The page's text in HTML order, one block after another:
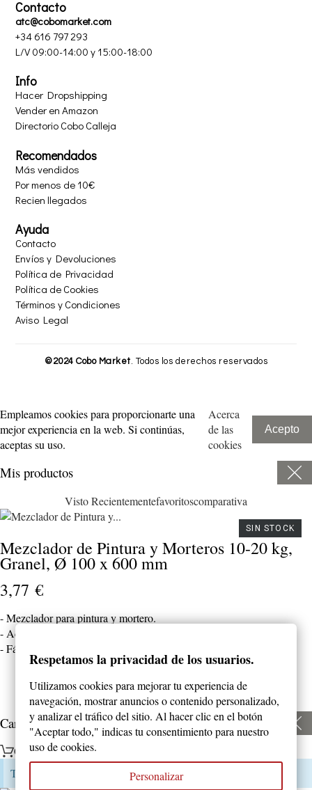
Contacto
atc@cobomarket.com
+34 616 797 293
L/V 09:00-14:00 y 15:00-18:00
Info
Hacer Dropshipping
Vender en Amazon
Directorio Cobo Calleja
Recomendados
Más vendidos
Por menos de 10€
Recien llegados
Ayuda
Contacto
Envíos y Devoluciones
Política de Privacidad
Política de Cookies
Términos y Condiciones
Aviso Legal​
©2024 Cobo Market . Todos los derechos reservados
Empleamos cookies para proporcionarte una
mejor experiencia en la web. Si continúas,
aceptas su uso.
Acerca
de las
cookies
Acepto
Mis productos
Visto Recientementefavoritoscomparativa
Mezclador de Pintura y Morteros 10-20 kg,
Granel, Ø 100 x 600 mm
3,77 €
- Mezclador para pintura y mortero.
- Adecuado para pintura, esmalte, barniz, mortero.
- Fácil de usar.
SIN STOCK
Carrito
Carrito
Tu carrito está vacío
Respetamos la privacidad de los usuarios.
Utilizamos cookies para mejorar tu experiencia de
navegación, mostrar anuncios o contenido personalizado,
y analizar el tráfico del sitio. Al hacer clic en el botón
"Aceptar todo," indicas tu consentimiento para nuestro
uso de cookies.
Personalizar